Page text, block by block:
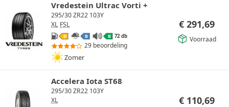
Vredestein Ultrac Vorti +
295/30 ZR22 103Y
XL FSL
D B B 72 db
29 beoordeling
Zomer
€ 291,69
Voorraad
Accelera Iota ST68
295/30 ZR22 103Y
XL
€ 110,69